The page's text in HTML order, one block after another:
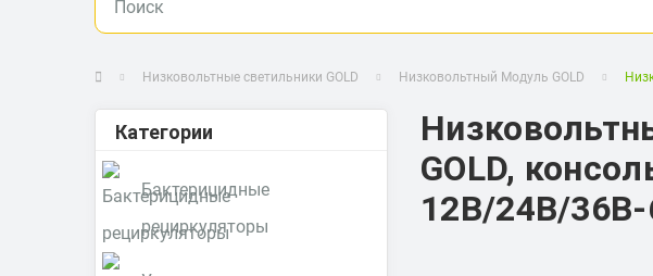
Низковольтные светильники GOLD Низковольтный Модуль GOLD
Категории
Бактерицидные
рециркуляторы
GOLD,
12В/24В/